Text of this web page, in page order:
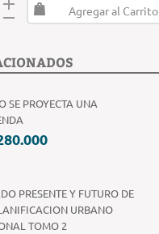
Agregar al Carrito
SE PROYECTA UNA
PRESENTE Y FUTURO DE
URBANO
TOMO 2